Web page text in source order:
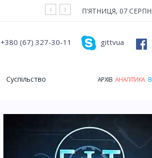
На війні загинув
П'ЯТНИЦЯ, 07
gittvua
+380 (67) 327-30-11
Суспільство АРХІВ АНАЛІТИКА